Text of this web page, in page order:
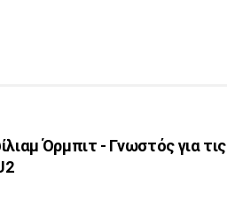
Όρμπιτ - Γνωστός για τις